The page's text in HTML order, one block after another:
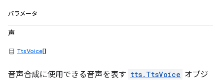
パラメータ
声
TtsVoice[]
音声合成に使用できる音声を表す tts.TtsVoice オブジ